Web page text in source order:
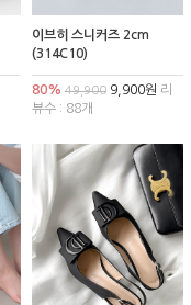
이브히 스니커즈 2cm
(314C10)
80% 49,9009,900원 리
뷰수 : 88개